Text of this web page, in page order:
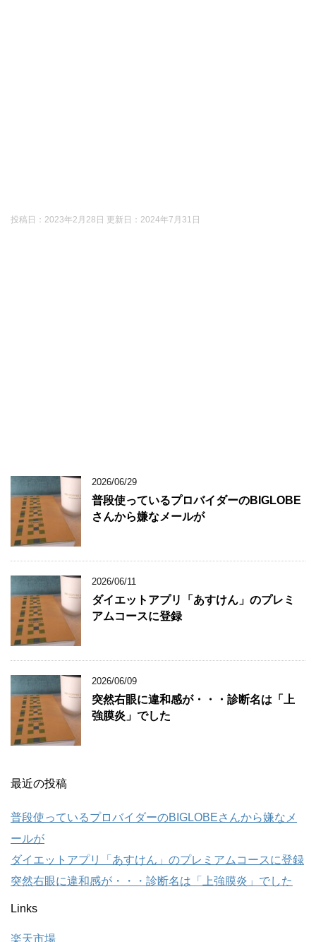
投稿日：2023年2月28日 更新日： 2024年7月31日
2026/06/29
普段使っているプロバイダーのBIGLOBE
さんから嫌なメールが
2026/06/11
ダイエットアプリ「あすけん」のプレミ
アムコースに登録
2026/06/09
突然右眼に違和感が・・・診断名は「上
強膜炎」でした
最近の投稿
普段使っているプロバイダーのBIGLOBEさんから嫌なメ
ールが
ダイエットアプリ「あすけん」のプレミアムコースに登録
突然右眼に違和感が・・・診断名は「上強膜炎」でした
Links
楽天市場